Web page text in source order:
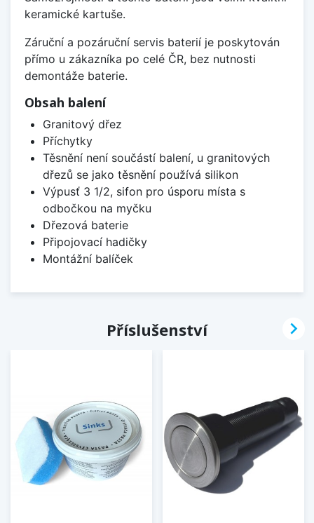
keramické kartuše.
Záruční a pozáruční servis baterií je poskytován
přímo u zákazníka po celé ČR, bez nutnosti
demontáže baterie.
Obsah balení
Granitový dřez
Příchytky
Těsnění není součástí balení, u granitových
dřezů se jako těsnění používá silikon
Výpusť 3 1/2, sifon pro úsporu místa s
odbočkou na myčku
Dřezová baterie
Připojovací hadičky
Montážní balíček
Příslušenství 